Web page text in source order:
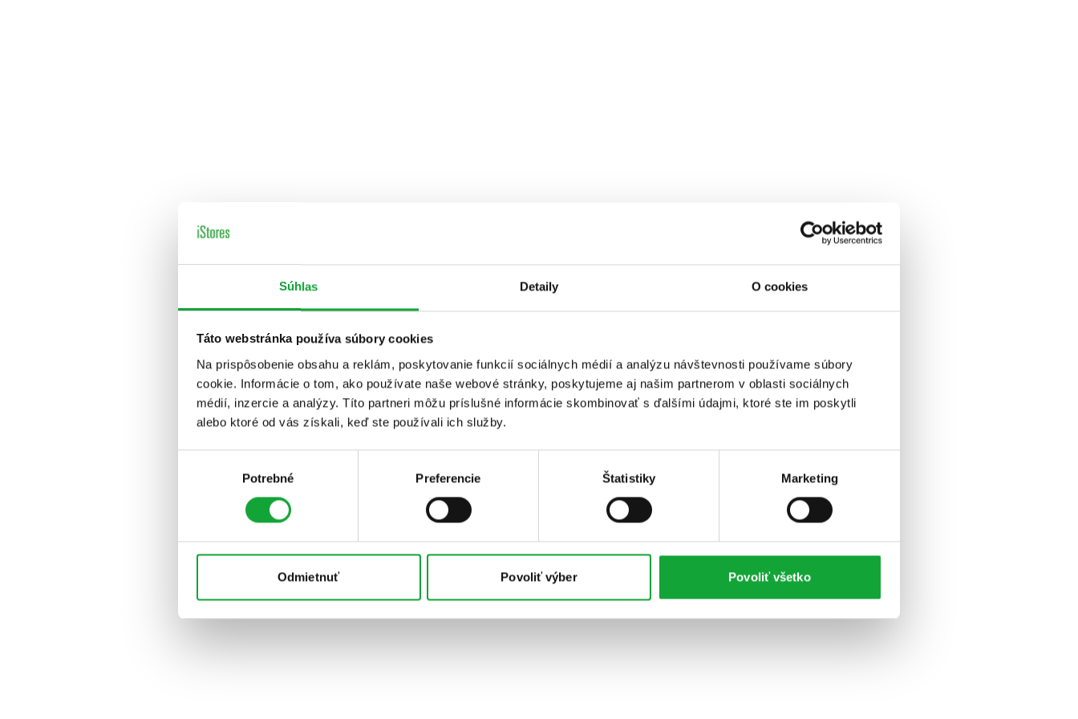
Súhlas Detaily O cookies
Táto webstránka používa súbory cookies
Na prispôsobenie obsahu a reklám, poskytovanie funkcií sociálnych médií a analýzu návštevnosti používame súbory
cookie. Informácie o tom, ako používate naše webové stránky, poskytujeme aj našim partnerom v oblasti sociálnych
médií, inzercie a analýzy. Títo partneri môžu príslušné informácie skombinovať s ďalšími údajmi, ktoré ste im poskytli
alebo ktoré od vás získali, keď ste používali ich služby.
Potrebné Preferencie Štatistiky Marketing
Odmietnuť Povoliť výber Povoliť všetko